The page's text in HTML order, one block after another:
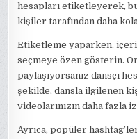
hesapları etiketleyerek,
kişiler tarafından daha
Etiketleme yaparken,
seçmeye özen gösterin.
paylaşıyorsanız dansçı
şekilde, dansla ilgilenen
videolarınızın daha fazla
Ayrıca, popüler